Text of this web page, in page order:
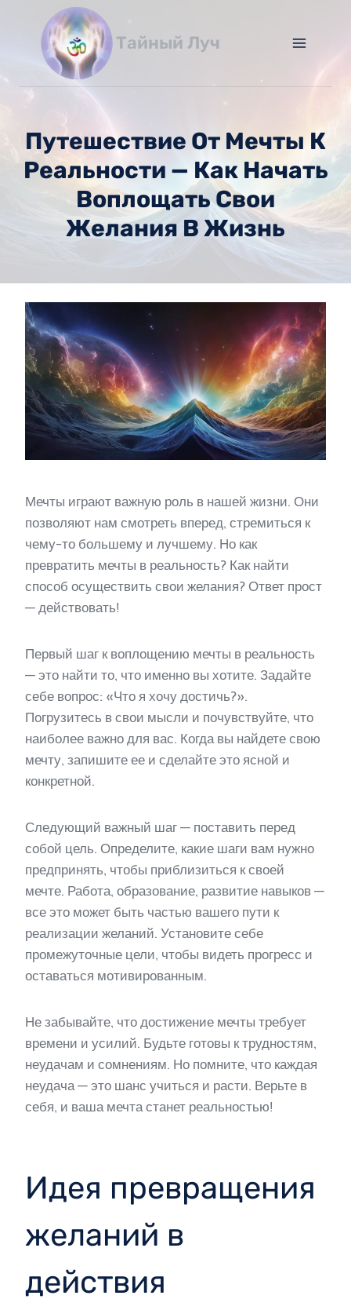
содержимому
Тайный Луч
Путешествие От Мечты К
Реальности — Как Начать
Воплощать Свои
Желания В Жизнь
Мечты играют важную роль в нашей жизни. Они
позволяют нам смотреть вперед, стремиться к
чему-то большему и лучшему. Но как
превратить мечты в реальность? Как найти
способ осуществить свои желания? Ответ прост
— действовать!
Первый шаг к воплощению мечты в реальность
— это найти то, что именно вы хотите. Задайте
себе вопрос: «Что я хочу достичь?».
Погрузитесь в свои мысли и почувствуйте, что
наиболее важно для вас. Когда вы найдете свою
мечту, запишите ее и сделайте это ясной и
конкретной.
Следующий важный шаг — поставить перед
собой цель. Определите, какие шаги вам нужно
предпринять, чтобы приблизиться к своей
мечте. Работа, образование, развитие навыков —
все это может быть частью вашего пути к
реализации желаний. Установите себе
промежуточные цели, чтобы видеть прогресс и
оставаться мотивированным.
Не забывайте, что достижение мечты требует
времени и усилий. Будьте готовы к трудностям,
неудачам и сомнениям. Но помните, что каждая
неудача — это шанс учиться и расти. Верьте в
себя, и ваша мечта станет реальностью!
Идея превращения
желаний в
действия